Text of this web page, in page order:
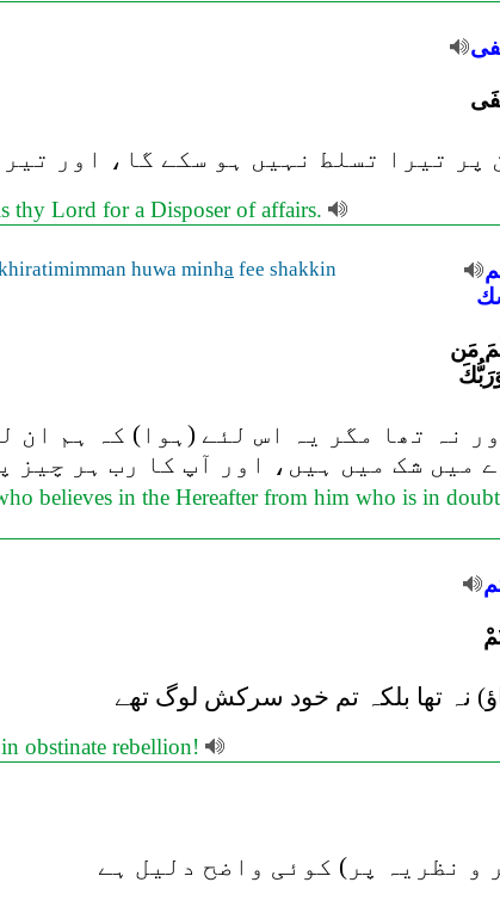
پر تیرا تسلط نہیں ہو سکے گا، اور
thy Lord for a Disposer of affairs.
huwa minha fee shakkin
مَن
نہ تھا مگر یہ اس لئے (ہوا) کہ ہم
میں شک میں ہیں، اور آپ کا رب ہر چیز
believes in the Hereafter from him who is in
نہ تھا بلکہ تم خود سرکش لوگ تھے
obstinate rebellion!
و نظریہ پر) کوئی واضح دلیل ہے